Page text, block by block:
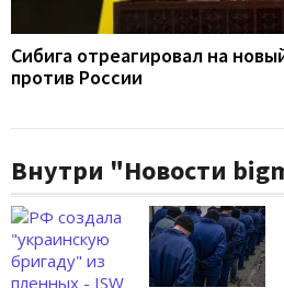
Сибига отреагировал на
против России
Внутри "Новости